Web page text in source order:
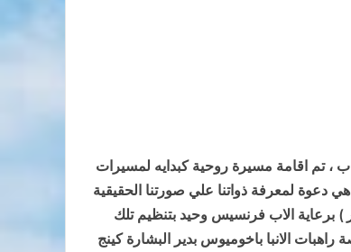
، تم اقامة مسيرة روحية كبدايه لمسيرات
دعوة لمعرفة ذواتنا علي صورتنا الحقيقية
) برعاية الاب فرنسيس وحيد بتنظيم تلك
الانبا باخوميوس بدير البشارة كينج